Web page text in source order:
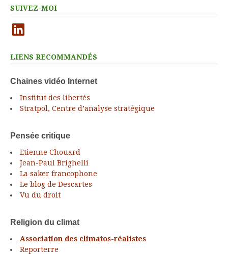
SUIVEZ-MOI
LinkedIn
LIENS RECOMMANDÉS
Chaines vidéo Internet
Institut des libertés
Stratpol, Centre d’analyse stratégique
Pensée critique
Etienne Chouard
Jean-Paul Brighelli
La saker francophone
Le blog de Descartes
Vu du droit
Religion du climat
Association des climatos-réalistes
Reporterre